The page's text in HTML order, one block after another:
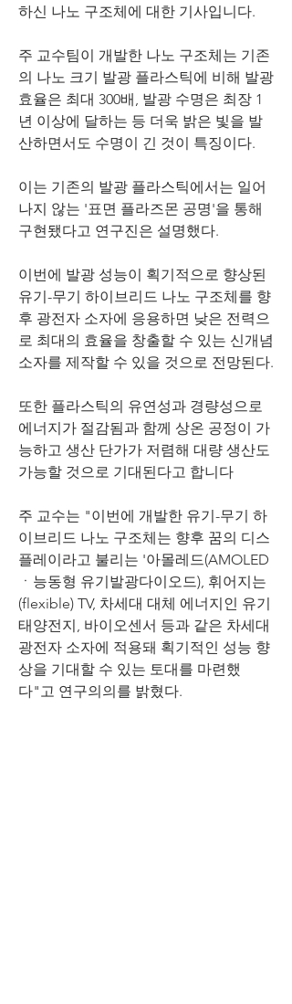
하신 나노 구조체에 대한 기사입니다.
주 교수팀이 개발한 나노 구조체는 기존
의 나노 크기 발광 플라스틱에 비해 발광
효율은 최대 300배, 발광 수명은 최장 1
년 이상에 달하는 등 더욱 밝은 빛을 발
산하면서도 수명이 긴 것이 특징이다.
이는 기존의 발광 플라스틱에서는 일어
나지 않는 '표면 플라즈몬 공명'을 통해
구현됐다고 연구진은 설명했다.
이번에 발광 성능이 획기적으로 향상된
유기-무기 하이브리드 나노 구조체를 향
후 광전자 소자에 응용하면 낮은 전력으
로 최대의 효율을 창출할 수 있는 신개념
소자를 제작할 수 있을 것으로 전망된다.
또한 플라스틱의 유연성과 경량성으로
에너지가 절감됨과 함께 상온 공정이 가
능하고 생산 단가가 저렴해 대량 생산도
가능할 것으로 기대된다고 합니다
주 교수는 "이번에 개발한 유기-무기 하
이브리드 나노 구조체는 향후 꿈의 디스
플레이라고 불리는 '아몰레드(AMOLED
ㆍ능동형 유기발광다이오드), 휘어지는
(flexible) TV, 차세대 대체 에너지인 유기
태양전지, 바이오센서 등과 같은 차세대
광전자 소자에 적용돼 획기적인 성능 향
상을 기대할 수 있는 토대를 마련했
다"고 연구의의를 밝혔다.